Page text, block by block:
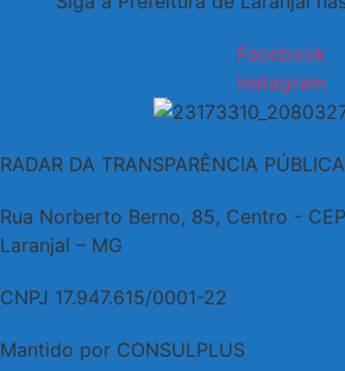
Facebook
Instagram
RADAR DA TRANSPARÊNCIA PÚBLICA
Rua Norberto Berno, 85, Centro -
Laranjal – MG
CNPJ 17.947.615/0001-22
Mantido por CONSULPLUS